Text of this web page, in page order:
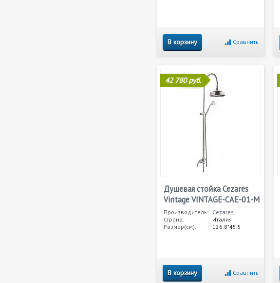
В корзину Сравнить
42 780 руб.
Душевая стойка Cezares
Vintage VINTAGE-CAE-01-M
Производитель: Cezares
Страна:
Италия
Размер(см):
126.8*45.5
В корзину Сравнить